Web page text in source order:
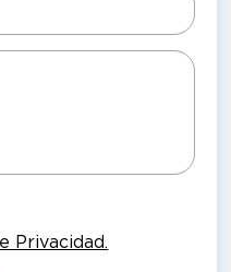
Privacidad.